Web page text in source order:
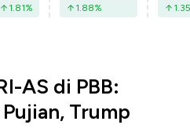
1.81% 1.88% 1.35
AS di PBB:
Trump